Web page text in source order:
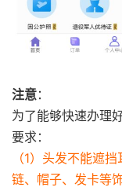
注意：
为了能够快速办理
要求：
（1）头发不能遮
链、帽子、发卡等饰